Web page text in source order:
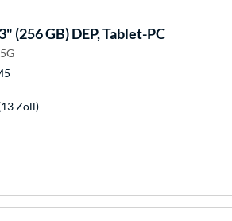
(256 GB) DEP, Tablet-PC
Zoll)